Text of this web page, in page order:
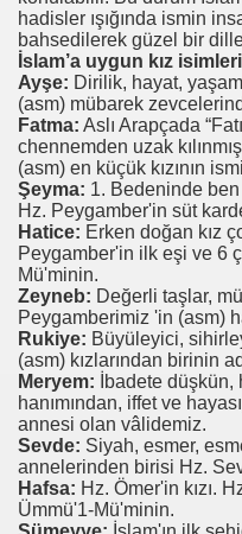
hadisler ışığında ismin
bahsedilerek güzel bir
İslam’a uygun kız
Ayşe: Dirilik, hayat,
(asm) mübarek
Fatma: Aslı Arapçada
chennemden uzak
(asm) en küçük kızının
Şeyma: 1. Bedeninde
Hz. Peygamber'in süt
Hatice: Erken doğan kız
Peygamber'in ilk eşi ve 6
Mü'minin.
Zeyneb: Değerli taşlar,
Peygamberimiz 'in (asm)
Rukiye: Büyüleyici,
(asm) kızlarından birinin
Meryem: İbadete
hanımından, iffet ve
annesi olan vâlidemiz.
Sevde: Siyah, esmer,
annelerinden birisi Hz.
Hafsa: Hz. Ömer'in kızı.
Ümmü'1-Mü'minin.